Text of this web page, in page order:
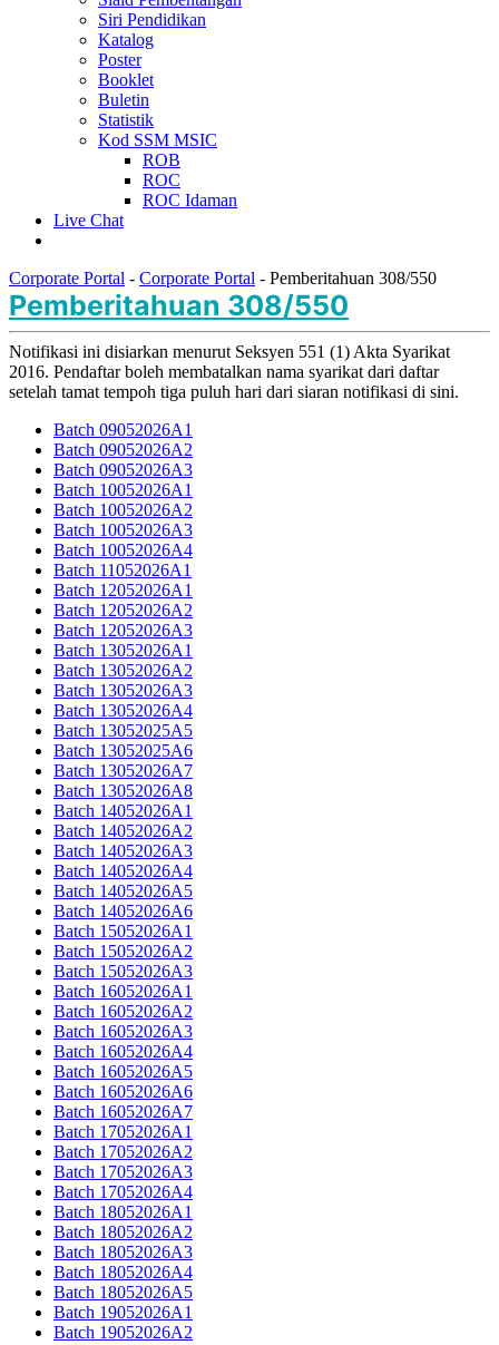
Siri Pendidikan
Katalog
Poster
Booklet
Buletin
Statistik
Kod SSM MSIC
ROB
ROC
ROC Idaman
Live Chat
Corporate Portal - Corporate Portal - Pemberitahuan 308/550
Pemberitahuan 308/550
​Notifikasi ini disiarkan menurut Seksyen 551 (1) Akta Syarikat
2016. Pendaftar boleh membatalkan nama syarikat dari daftar
setelah tamat tempoh tiga puluh hari dari siaran notifikasi di sini.
Batch 09052026A1
Batch 09052026A2
Batch 09052026A​3
Batch 10052026A1
Batch 10052026A2
Batch 10052026A3
Batch 10052026A4​
Batch 11052026A1​
Batch 12052026A1
Batch 12052026A2
Batch 12052026A3​
Batch 13052026A1
Batch 13052026A2
Batch 13052026A3
Batch 13052026A4
Batch 13052025A5
Batch 13052025A6
Batch 13052026A7
Batch 13052026A8​
Batch 14052026A1
Batch 14052026A2
Batch 14052026A3
Batch 14052026A4
Batch 14052026A5
Batch 14052026A​6​
Batch 15052026A1
Batch 15052026A2
Batch 15052026A3​
Batch 16052026A1
Batch 16052026A2
Batch 16052026A3
Batch 16052026A4
Batch 16052026A5
Batch 16052026A6
Batch 16052026A7​
Batch 17052026A1
Batch 17052026A2
Batch 17052026A3
Batch 17052026A​4
Batch 18052026A1
Batch 18052026A2
Batch 18052026A3
Batch 18052026A4
Batch 18052026A5
Batch 19052026A1
Batch 19052026A2​